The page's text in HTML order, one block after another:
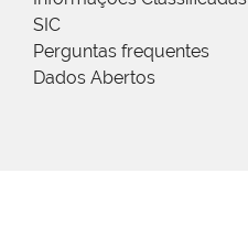
SIC
Perguntas frequentes
Dados Abertos